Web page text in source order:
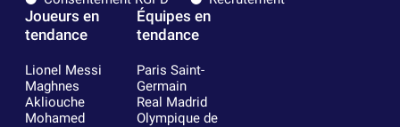
Joueurs en
tendance
Lionel Messi
Maghnes
Akliouche
Mohamed
Équipes en
tendance
Paris Saint-
Germain
Real Madrid
Olympique de